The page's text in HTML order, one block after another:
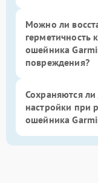
Можно ли
герметичность
ошейника
повреждения?
Сохраняются
настройки при
ошейника